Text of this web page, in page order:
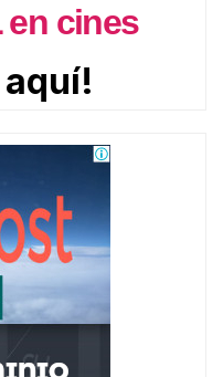
en cines
aquí!